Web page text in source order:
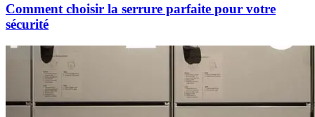
Comment choisir la serrure parfaite pour votre
sécurité